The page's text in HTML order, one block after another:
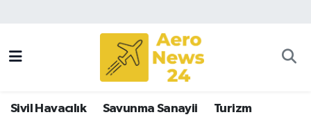
Sivil Havacılık Savunma Sanayii Turizm